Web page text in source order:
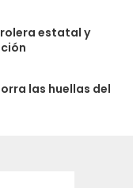
estatal y
las huellas del